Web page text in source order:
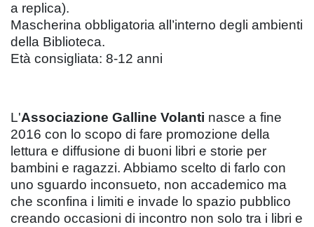
a replica).
Mascherina obbligatoria all’interno degli ambienti
della Biblioteca.
Età consigliata: 8-12 anni
L'Associazione Galline Volanti nasce a fine
2016 con lo scopo di fare promozione della
lettura e diffusione di buoni libri e storie per
bambini e ragazzi. Abbiamo scelto di farlo con
uno sguardo inconsueto, non accademico ma
che sconfina i limiti e invade lo spazio pubblico
creando occasioni di incontro non solo tra i libri e